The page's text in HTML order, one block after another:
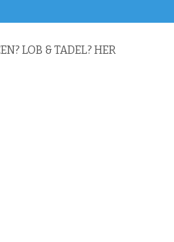
LOB & TADEL? HER